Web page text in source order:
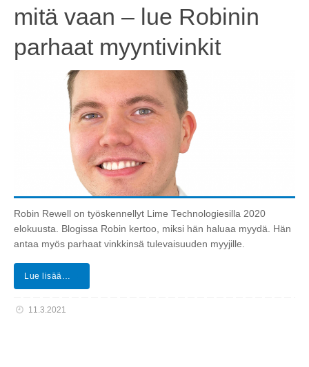
mitä vaan – lue Robinin
parhaat myyntivinkit
Robin Rewell on työskennellyt Lime Technologiesilla 2020
elokuusta. Blogissa Robin kertoo, miksi hän haluaa myydä. Hän
antaa myös parhaat vinkkinsä tulevaisuuden myyjille.
Lue lisää…
11.3.2021